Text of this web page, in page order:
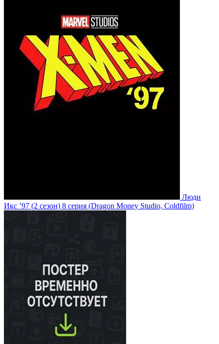
Люди
Икс ’97 (2 сезон) 8 серия (Dragon Money Studio, Coldfilm)